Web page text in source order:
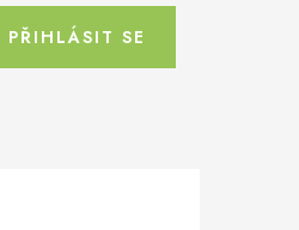
PŘIHLÁSIT SE